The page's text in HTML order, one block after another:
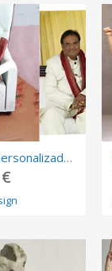
figura personalizada de fotos, 3D retrato Biscuit, muñeca de arte mini me personalizada